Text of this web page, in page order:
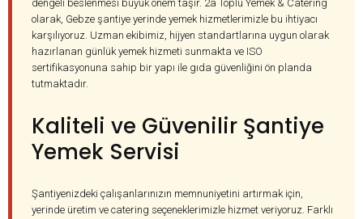
dengeli beslenmesi büyük önem taşır. 2a Toplu Yemek & Catering
olarak, Gebze şantiye yerinde yemek hizmetlerimizle bu ihtiyacı
karşılıyoruz. Uzman ekibimiz, hijyen standartlarına uygun olarak
hazırlanan günlük yemek hizmeti sunmakta ve ISO
sertifikasyonuna sahip bir yapı ile gıda güvenliğini ön planda
tutmaktadır.
Kaliteli ve Güvenilir Şantiye
Yemek Servisi
Şantiyenizdeki çalışanlarınızın memnuniyetini artırmak için,
yerinde üretim ve catering seçeneklerimizle hizmet veriyoruz. Farklı